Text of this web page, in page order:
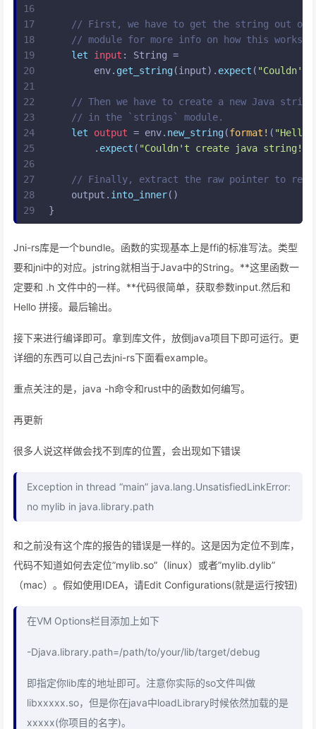
16
17
18
19
20
21
22
23
24
25
26
27
28
29
// First, we have to get the string out of
// module for more info on how this works.
let
input : String =
        env.
get_string(input). expect ( "Couldn't
// Then we have to create a new Java
// in the `strings` module.
let
output = env. new_string(format! (
        .
expect ( "Couldn't create java string!"
// Finally, extract the raw pointer to
    output.
into_inner()
}
Jni-rs库是一个bundle。函数的实现基本上是ffi的标准写法。类型
要和jni中的对应。jstring就相当于Java中的String。**这里函数一
定要和 .h 文件中的一样。**代码很简单，获取参数input.然后和
Hello 拼接。最后输出。
接下来进行编译即可。拿到库文件，放倒java项目下即可运行。更
详细的东西可以自己去jni-rs下面看example。
重点关注的是，java -h命令和rust中的函数如何编写。
再更新
很多人说这样做会找不到库的位置，会出现如下错误
Exception in thread “main” java.lang.UnsatisfiedLinkError:
no mylib in java.library.path
和之前没有这个库的报告的错误是一样的。这是因为定位不到库，
代码不知道如何去定位”mylib.so”（linux）或者”mylib.dylib”
（mac）。假如使用IDEA，请Edit Configurations(就是运行按钮)
在VM Options栏目添加上如下
-Djava.library.path=/path/to/your/lib/target/debug
即指定你lib库的地址即可。注意你实际的so文件叫做
libxxxxx.so，但是你在java中loadLibrary时候依然加载的是
xxxxx(你项目的名字)。